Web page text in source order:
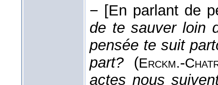
− [En parlant de
de te sauver loin
pensée te suit
part?(Erckm.-
actes nous